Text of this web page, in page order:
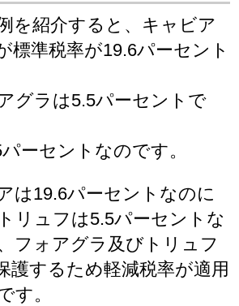
を紹介すると、キャビア
標準税率が19.6パーセント
グラは5.5パーセントで
ーセントなのです。
は19.6パーセントなのに
リュフは5.5パーセントな
フォアグラ及びトリュフ
護するため軽減税率が適用
す。